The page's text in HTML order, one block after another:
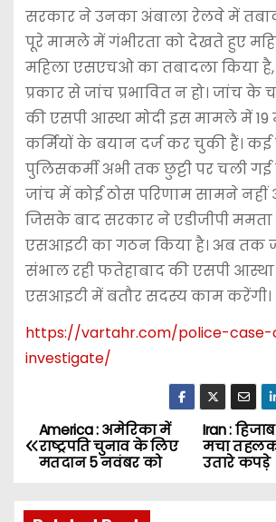
सरकार ने उनका अंबाला रेलवे में
पूरे मामले में गंभीरता को देखते हुए
महिला एसएचओ का तबादला किया है,
प्रकार से जांच प्रभावित न हो। जांच
की एसपी आस्था मोदी इस मामले में 19
कर्मियों के बयान दर्ज कर चुकी हैं। कई
पुलिसकर्मी अभी तक छुट्टी पर चली
जांच में कोई ठोस परिणाम सामने
जिसके बाद सरकार ने एडीजीपी
एसआइटी का गठन किया है। अब तक
संभाल रही फतेहाबाद की एसपी आस्था
एसआइटी में बतौर सदस्य काम करेंगी।
https://vartahr.com/police-
investigate/
P
Iran :
मचा
उतारे कपड़े
America : अमेरिका में
राष्ट्रपति चुनाव के लिए
मतदान 5 नवंबर को